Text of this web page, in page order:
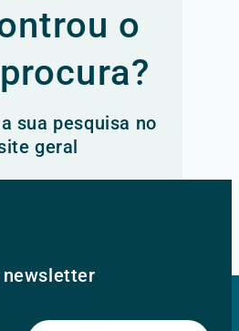
o
sua pesquisa no
geral
newsletter